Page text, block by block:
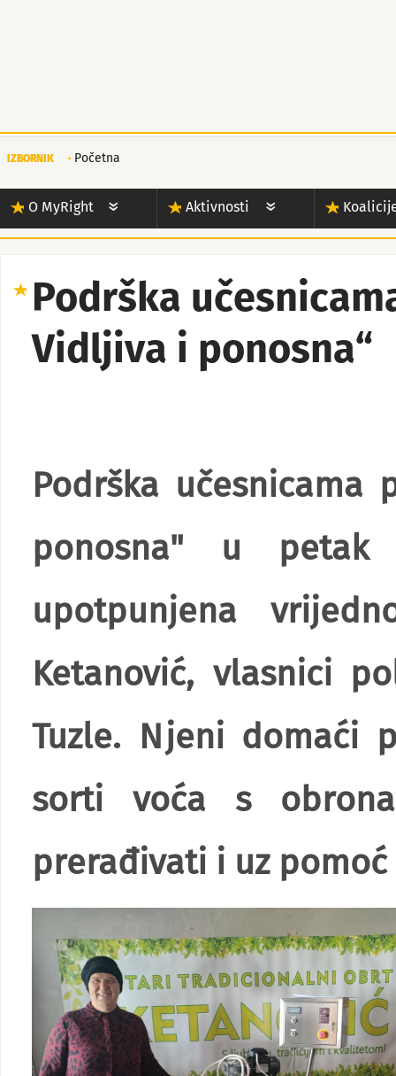
IZBORNIK Početna
O MyRight Aktivnosti
Podrška
Vidljiva i ponosna“
Podrška učesnicama
ponosna" u
upotpunjena
Ketanović, vlasnici
Tuzle. Njeni domaći
sorti voća s
prerađivati i uz